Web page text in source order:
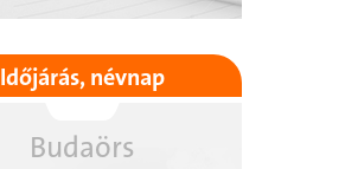
Időjárás, névnap
Budaörs